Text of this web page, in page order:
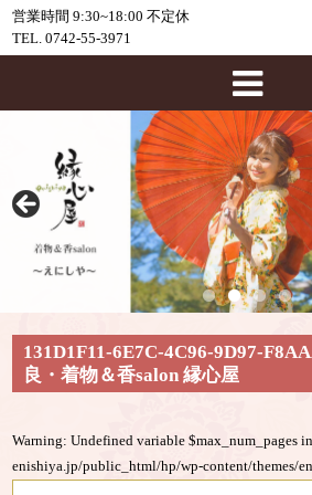
営業時間 9:30~18:00 不定休
TEL. 0742-55-3971
131D1F11-6E7C-4C96-9D97-
良・着物＆香salon 縁心屋
Warning: Undefined variable $max_num_pages
enishiya.jp/public_html/hp/wp-content/themes/